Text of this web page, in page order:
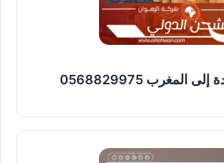
شركة شحن من جدة إلى المغرب 0568829975